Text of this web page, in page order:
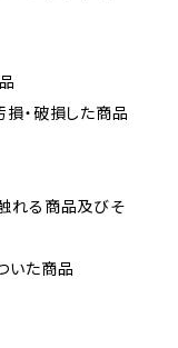
損・破損した商品
れる商品及びそ
いた商品